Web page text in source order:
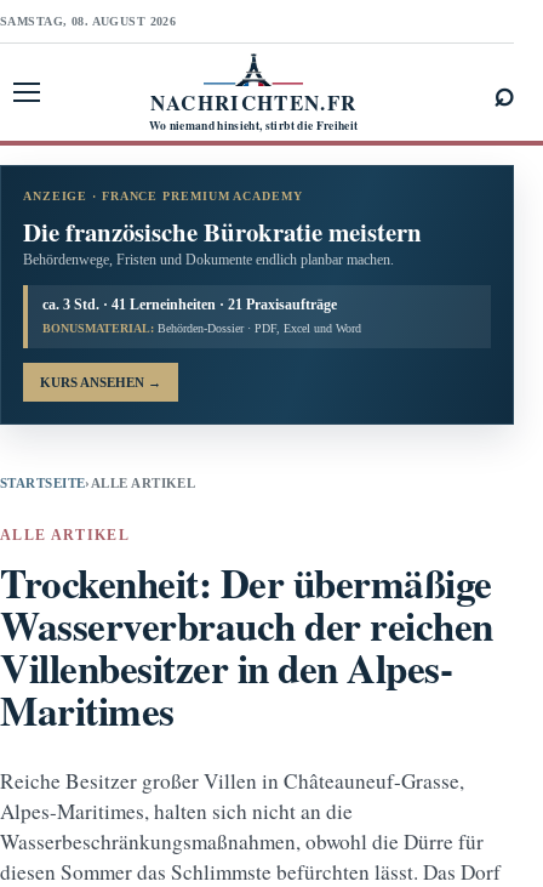
SAMSTAG, 08. AUGUST 2026
NACHRICHTEN.FR
Wo niemand hinsieht, stirbt die Freiheit
⌕
ANZEIGE · FRANCE PREMIUM ACADEMY
Die französische Bürokratie meistern
Behördenwege, Fristen und Dokumente endlich planbar machen.
ca. 3 Std. · 41 Lerneinheiten · 21 Praxisaufträge
BONUSMATERIAL: Behörden-Dossier · PDF, Excel und Word
KURS ANSEHEN →
STARTSEITE› ALLE ARTIKEL
ALLE ARTIKEL
Trockenheit: Der übermäßige
Wasserverbrauch der reichen
Villenbesitzer in den Alpes-
Maritimes
Reiche Besitzer großer Villen in Châteauneuf-Grasse,
Alpes-Maritimes, halten sich nicht an die
Wasserbeschränkungsmaßnahmen, obwohl die Dürre für
diesen Sommer das Schlimmste befürchten lässt. Das Dorf